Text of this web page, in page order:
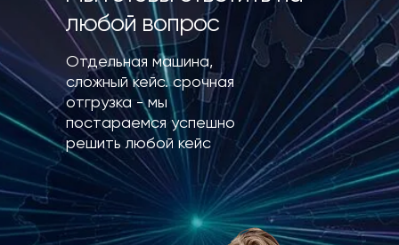
Отдельная машина,
сложный кейс. срочная
отгрузка - мы
постараемся успешно
решить любой кейс
любой вопрос